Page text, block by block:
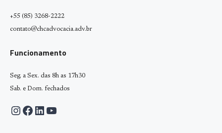
+55 (85) 3268-2222
contato@chcadvocacia.adv.br
Funcionamento
Seg. a Sex. das 8h as 17h30
Sab. e Dom. fechados
Instagram
Facebook
LinkedIn
Youtube